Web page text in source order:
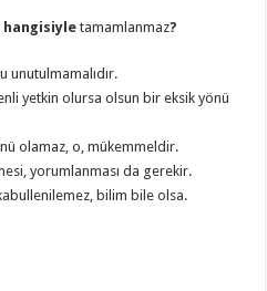
hangisiyletamamlanmaz?
unutulmamalıdır.
yetkin olursa olsun bir eksik yönü
olamaz, o, mükemmeldir.
yorumlanması da gerekir.
bilim bile olsa.